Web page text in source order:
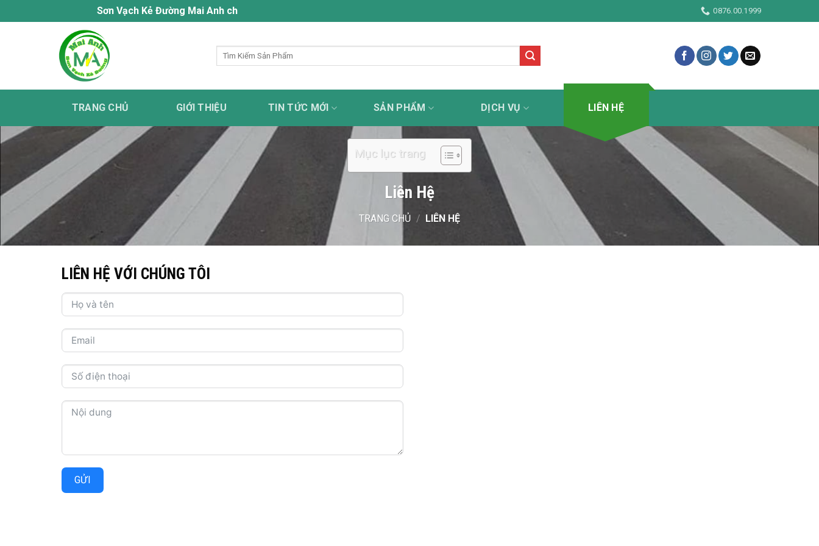
qua
Sơn Vạch Kẻ Đường Mai Anh chuyên cung cấp dịch vụ sơn kẻ đường uy tín - tận tâm - chuyên nghiệp - trách nhiệm 0876.00.1999
Tìm
TRANG CHỦ GIỚI THIỆU TIN TỨC MỚI SẢN PHẨM DỊCH VỤ LIÊN HỆ
Mục lục trang
Liên Hệ
TRANG CHỦ / LIÊN HỆ
LIÊN HỆ VỚI CHÚNG TÔI
GỬI